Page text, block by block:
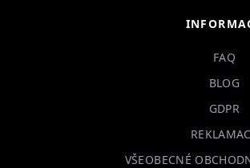
FAQ
BLOG
GDPR
VŠEOBECNÉ